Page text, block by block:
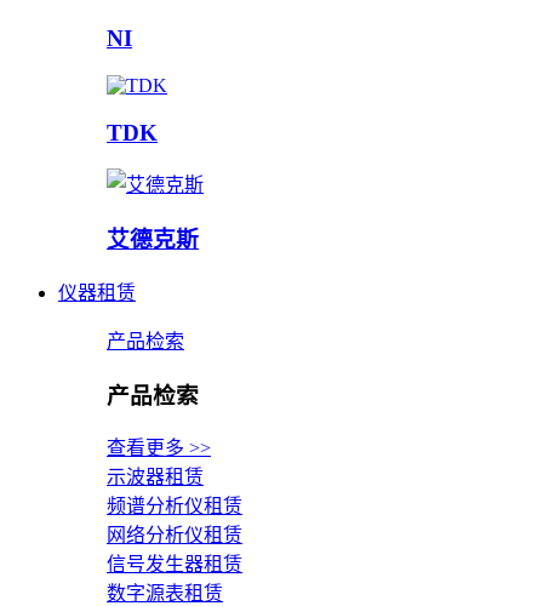
NI
TDK
艾德克斯
仪器租赁
产品检索
产品检索
查看更多 >>
示波器租赁
频谱分析仪租赁
网络分析仪租赁
信号发生器租赁
数字源表租赁